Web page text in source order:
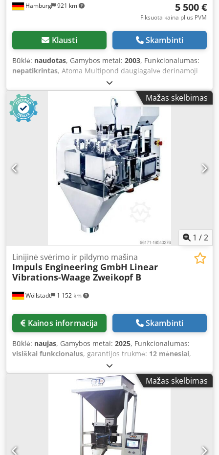
Hamburg 921 km 5 500 €
Fiksuota kaina plius PVM
Klausti Skambinti
Būklė: naudotas, Gamybos metai: 2003, Funkcionalumas:
nepatikrintas, Atoma Multipond daugiagalvė derinamoji
svarstyklė – naudota, tipas MP-1012-FF Svorio diapazonas
50–1200 g Ši vokiečių tradicijų įmonės svarstyklė neseniai
buvo naudojama. Ji naudota šaldytų produktų sektoriuje,
tinka darbui drėgnomis sąlygomis ir visiškai pagaminta iš
nerūdijančio plieno. Specifiniai raudoni plastikiniai
svėrimo ir išankstiniai talpyklos yra iš dalies pažeistos.
Išoriniai matmenys: plotis = 1300 mm, ilgis = 1600 mm,
aukštis = 1800 mm Funkcinė garantija nesuteikiama.
Dcjdpfxezd Eyhe Af Eek Alternatyviai siūlome ir naujas
svarstykles.
Mažas skelbimas
1 /2
Wöllstadt 1 152 km
Linijinė svėrimo ir pildymo mašina
Impuls Engineering GmbH Linear
Vibrations-Waage Zweikopf B
Kainos informacija Skambinti
Būklė: naujas, Gamybos metai: 2025, Funkcionalumas:
visiškai funkcionalus, garantijos trukmė: 12 mėnesiai,
Linear Weigher: Gentle and Precise Filling Technology Our
linear weigher is the ideal solution for simple and accurate
dosing and filling of products. It combines high precision
with a gentle handling process. Thanks to the minimal
drop height, product damage is effectively prevented,
ensuring the quality of your goods, even for delicate
products. Flexible and Efficient Functional Principle
Dcodswymlyspfx Af Esk The core of our technology is a
simple, yet highly effective operating principle: products
Mažas skelbimas